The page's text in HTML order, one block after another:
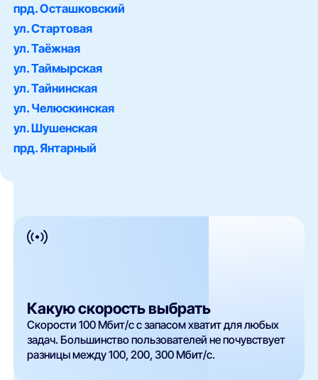
прд. Осташковский
ул. Стартовая
ул. Таёжная
ул. Таймырская
ул. Тайнинская
ул. Челюскинская
ул. Шушенская
прд. Янтарный
Какую скорость выбрать
Скорости 100 Мбит/с с запасом хватит для любых
задач. Большинство пользователей не почувствует
разницы между 100, 200, 300 Мбит/с.